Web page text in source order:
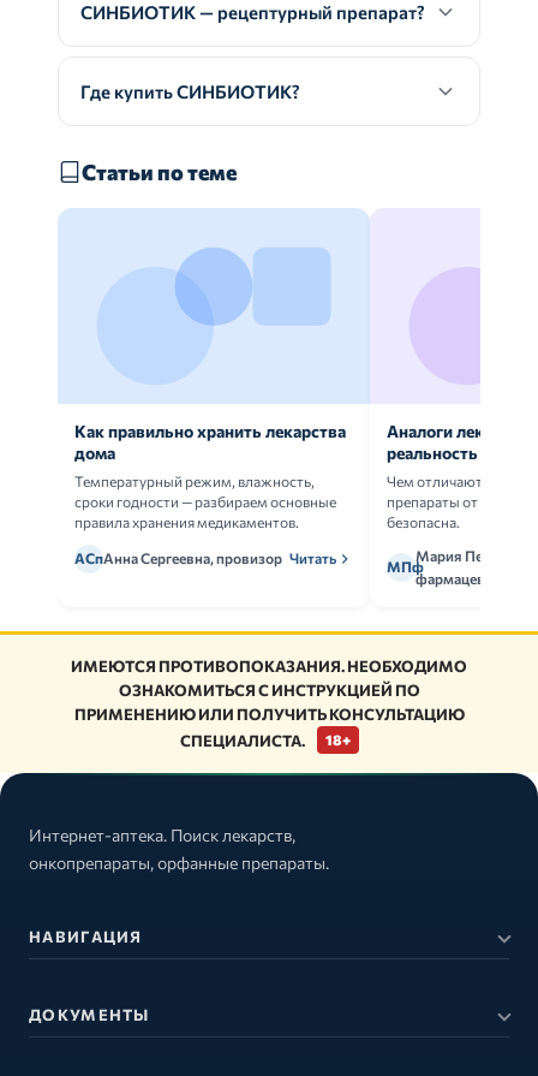
СИНБИОТИК — рецептурный препарат?
Где купить СИНБИОТИК?
Статьи по теме
Как правильно хранить лекарства
дома
Температурный режим, влажность,
сроки годности — разбираем основные
правила хранения медикаментов.
АСпАнна Сергеевна, провизор Читать
Аналоги
реальность
Чем отличаются
препараты от
безопасна.
МПф
Мария Петрова,
фармацевт
ИМЕЮТСЯ ПРОТИВОПОКАЗАНИЯ. НЕОБХОДИМО
ОЗНАКОМИТЬСЯ С ИНСТРУКЦИЕЙ ПО
ПРИМЕНЕНИЮ ИЛИ ПОЛУЧИТЬ КОНСУЛЬТАЦИЮ
СПЕЦИАЛИСТА.
18+
Интернет-аптека. Поиск лекарств,
онкопрепараты, орфанные препараты.
НАВИГАЦИЯ
ДОКУМЕНТЫ